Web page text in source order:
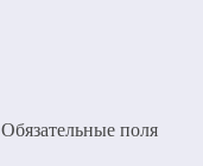
Обязательные поля